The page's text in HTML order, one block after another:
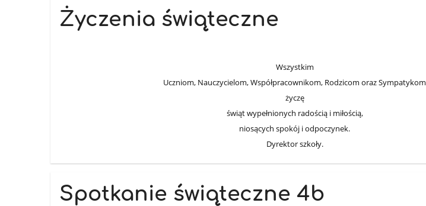
Życzenia świąteczne
Wszystkim
Uczniom, Nauczycielom, Współpracownikom, Rodzicom oraz Sympatykom
życzę
świąt wypełnionych radością i miłością,
niosących spokój i odpoczynek.
Dyrektor szkoły.
Spotkanie świąteczne 4b